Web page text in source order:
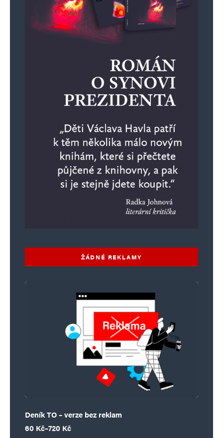
ŽÁDNÉ REKLAMY
Deník TO – verze bez reklam
60 Kč–720 Kč
Rozpětí cen: 60 Kč až 720 Kč